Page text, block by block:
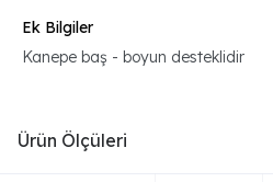
Ek Bilgiler
Kanepe baş - boyun desteklidir
Ürün Ölçüleri